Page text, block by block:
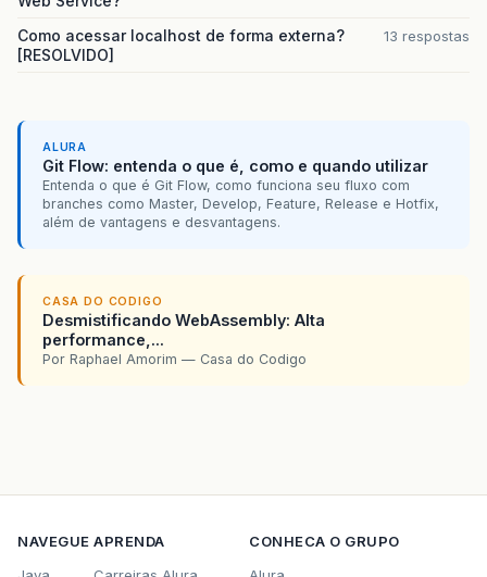
public
String getServletInfo() {
return
"Short description" ;
} // </editor-fold>
Como acessar localhost de forma externa?
[RESOLVIDO]
13 respostas
ALURA
Git Flow: entenda o que é, como e quando utilizar
Entenda o que é Git Flow, como funciona seu fluxo com
branches como Master, Develop, Feature, Release e Hotfix,
além de vantagens e desvantagens.
CASA DO CODIGO
Desmistificando WebAssembly: Alta
performance,...
Por Raphael Amorim — Casa do Codigo
NAVEGUE APRENDA
CONHECA O GRUPO